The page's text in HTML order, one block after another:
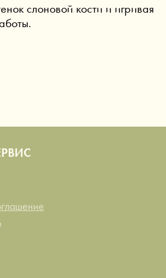
слоновой кости и игривая